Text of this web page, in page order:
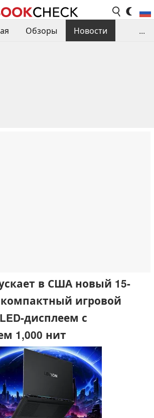
Обзоры
Новости
...
в США новый 15-
игровой
дисплеем с
1,000 нит